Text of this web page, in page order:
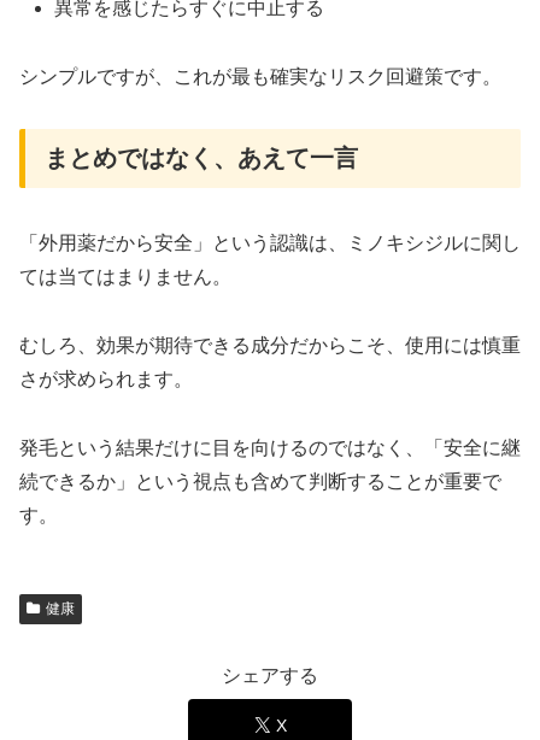
異常を感じたらすぐに中止する
シンプルですが、これが最も確実なリスク回避策です。
まとめではなく、あえて一言
「外用薬だから安全」という認識は、ミノキシジルに関し
ては当てはまりません。
むしろ、効果が期待できる成分だからこそ、使用には慎重
さが求められます。
発毛という結果だけに目を向けるのではなく、「安全に継
続できるか」という視点も含めて判断することが重要で
す。
健康
シェアする
X